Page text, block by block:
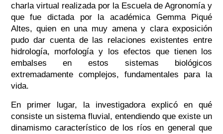
charla virtual realizada por la Escuela de Agronomía y
que fue dictada por la académica Gemma Piqué
Altes, quien en una muy amena y clara exposición
pudo dar cuenta de las relaciones existentes entre
hidrología, morfología y los efectos que tienen los
embalses en estos sistemas biológicos
extremadamente complejos, fundamentales para la
vida.
En primer lugar, la investigadora explicó en qué
consiste un sistema fluvial,entendiendo queexiste un
dinamismo característico de los ríos en general que